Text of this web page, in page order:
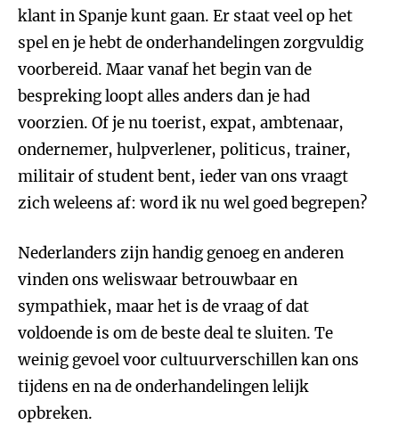
klant in Spanje kunt gaan. Er staat veel op het
spel en je hebt de onderhandelingen zorgvuldig
voorbereid. Maar vanaf het begin van de
bespreking loopt alles anders dan je had
voorzien. Of je nu toerist, expat, ambtenaar,
ondernemer, hulpverlener, politicus, trainer,
militair of student bent, ieder van ons vraagt
zich weleens af: word ik nu wel goed begrepen?
Nederlanders zijn handig genoeg en anderen
vinden ons weliswaar betrouwbaar en
sympathiek, maar het is de vraag of dat
voldoende is om de beste deal te sluiten. Te
weinig gevoel voor cultuurverschillen kan ons
tijdens en na de onderhandelingen lelijk
opbreken.